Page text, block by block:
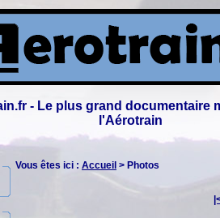
- Le plus grand documentaire
l'Aérotrain
Vous êtes ici : Accueil > Photos